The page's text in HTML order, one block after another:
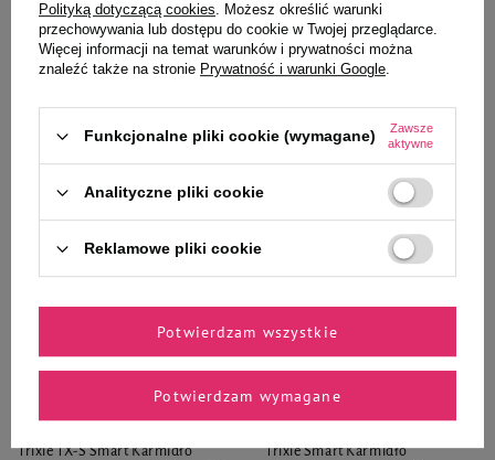
531,99 zł 266,00 zł / l
Do koszyka
527,99 zł
310,58 zł / kg
-
Do koszyka
Trixie
Trixie TX-S Smart Karmidło
Trixie
Trixie Smart Karmidło
Polityką dotyczącą cookies. Możesz określić warunki
przechowywania lub dostępu do cookie w Twojej przeglądarce.
Więcej informacji na temat warunków i prywatności można
znaleźć także na stronie Prywatność i warunki Google.
Funkcjonalne pliki cookie (wymagane)
Zawsze
aktywne
Analityczne pliki cookie
Reklamowe pliki cookie
Potwierdzam wymagane
Potwierdzam wszystkie